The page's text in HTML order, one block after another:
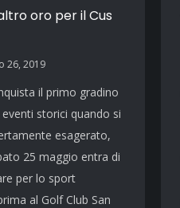
oro per il Cus
26, 2019
il primo gradino
storici quando si
esagerato,
25 maggio entra di
per lo sport
al Golf Club San